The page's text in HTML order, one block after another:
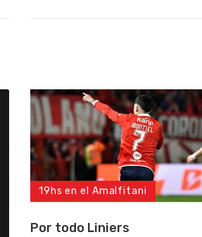
19hs en el Amalfitani
Por todo Liniers